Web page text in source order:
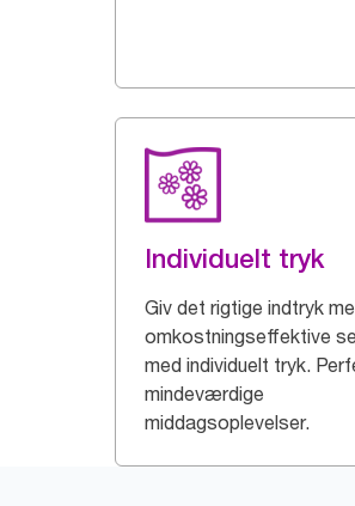
Individuelt tryk
Giv det rigtige indtryk
omkostningseffektive
med individuelt tryk.
mindeværdige
middagsoplevelser.